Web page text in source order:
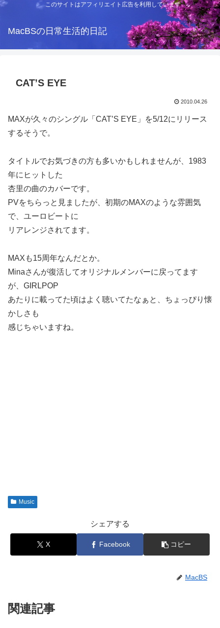
このサイトはアフィリエイト広告を利用しています
MacBSの日常生活的日記
CAT’S EYE
2010.04.26
MAXが久々のシングル「CAT’S EYE」を5/12にリリース
するそうで。
タイトルでお気づきの方も多いかもしれませんが、1983
年にヒットした
杏里の曲のカバーです。
PVをちらっと見ましたが、初期のMAXのような雰囲気
で、ユーロビートに
リアレンジされてます。
MAXも15周年なんだとか。
Minaさんが復活してオリジナルメンバーに戻ってます
が、GIRLPOP
あたりに載ってた頃はよく聴いてたなぁと、ちょっぴり懐
かしさも
感じちゃいますね。
Music
シェアする
X Facebook コピー
MacBS
関連記事